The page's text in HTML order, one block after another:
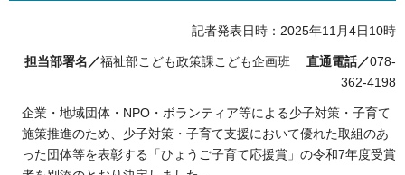
記者発表日時：2025年11月4日10時
担当部署名／福祉部こども政策課こども企画班 直通電話／078-
362-4198
企業・地域団体・NPO・ボランティア等による少子対策・子育て
施策推進のため、少子対策・子育て支援において優れた取組のあ
った団体等を表彰する「ひょうご子育て応援賞」の令和7年度受賞